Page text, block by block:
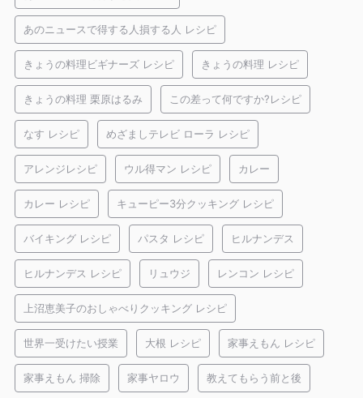
あのニュースで得する人損する人 レシピ
きょうの料理ビギナーズ レシピ きょうの料理 レシピ
きょうの料理 栗原はるみ この差って何ですか?レシピ
なす レシピ めざましテレビ ローラ レシピ
アレンジレシピ ウル得マン レシピ カレー
カレー レシピ キューピー3分クッキング レシピ
バイキング レシピ パスタ レシピ ヒルナンデス
ヒルナンデス レシピ リュウジ レンコン レシピ
上沼恵美子のおしゃべりクッキング レシピ
世界一受けたい授業 大根 レシピ 家事えもん レシピ
家事えもん 掃除 家事ヤロウ 教えてもらう前と後